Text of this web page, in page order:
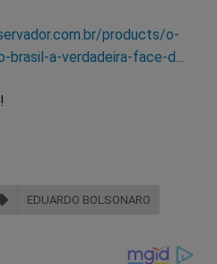
products/o-
a-verdadeira-face-d...
EDUARDO BOLSONARO